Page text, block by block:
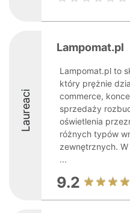
Laureaci
Lampomat.pl
Lampomat.pl to
który prężnie
commerce,
sprzedaży
oświetlenia
różnych typów
zewnętrznych.
...
9.2